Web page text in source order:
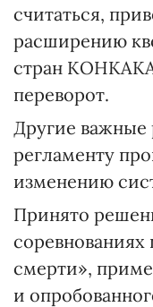
считаться,
расширению
стран
переворот.
Другие
регламенту
изменению
Принято
соревнованиях
смерти»,
и